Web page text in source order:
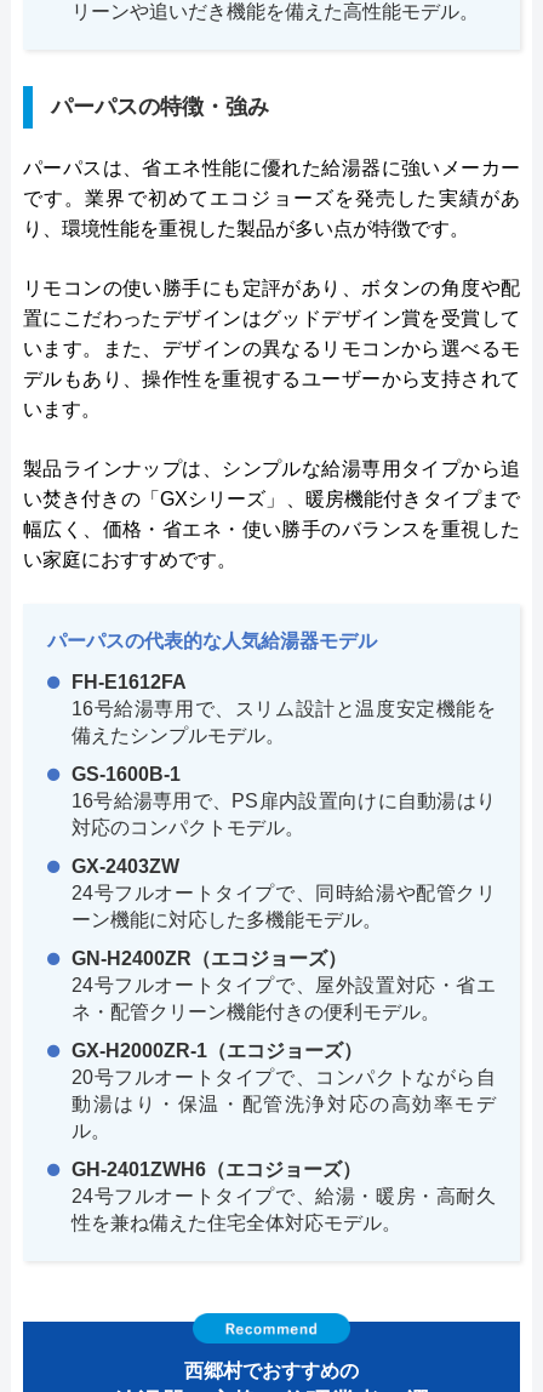
リーンや追いだき機能を備えた高性能モデル。
パーパスの特徴・強み
パーパスは、省エネ性能に優れた給湯器に強いメーカー
です。業界で初めてエコジョーズを発売した実績があ
り、環境性能を重視した製品が多い点が特徴です。
リモコンの使い勝手にも定評があり、ボタンの角度や配
置にこだわったデザインはグッドデザイン賞を受賞して
います。また、デザインの異なるリモコンから選べるモ
デルもあり、操作性を重視するユーザーから支持されて
います。
製品ラインナップは、シンプルな給湯専用タイプから追
い焚き付きの「GXシリーズ」、暖房機能付きタイプまで
幅広く、価格・省エネ・使い勝手のバランスを重視した
い家庭におすすめです。
パーパスの代表的な人気給湯器モデル
FH-E1612FA
16号給湯専用で、スリム設計と温度安定機能を
備えたシンプルモデル。
GS-1600B-1
16号給湯専用で、PS扉内設置向けに自動湯はり
対応のコンパクトモデル。
GX-2403ZW
24号フルオートタイプで、同時給湯や配管クリ
ーン機能に対応した多機能モデル。
GN-H2400ZR（エコジョーズ）
24号フルオートタイプで、屋外設置対応・省エ
ネ・配管クリーン機能付きの便利モデル。
GX-H2000ZR-1（エコジョーズ）
20号フルオートタイプで、コンパクトながら自
動湯はり・保温・配管洗浄対応の高効率モデ
ル。
GH-2401ZWH6（エコジョーズ）
24号フルオートタイプで、給湯・暖房・高耐久
性を兼ね備えた住宅全体対応モデル。
西郷村でおすすめの